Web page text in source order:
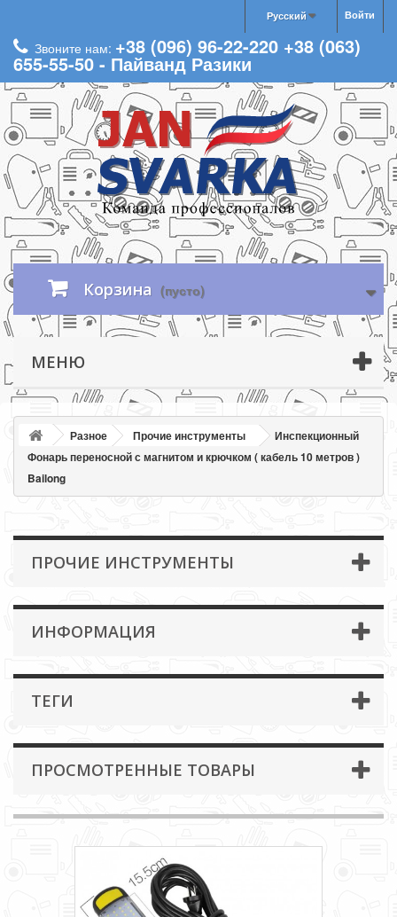
Войти
Русский
Звоните нам: +38 (096) 96-22-220 +38 (063)
655-55-50 - Пайванд Разики
Корзина (пусто)
МЕНЮ
Разное Прочие инструменты
Инспекционный
Фонарь переносной с магнитом и крючком ( кабель 10 метров )
Bailong
ПРОЧИЕ ИНСТРУМЕНТЫ
ИНФОРМАЦИЯ
ТЕГИ
ПРОСМОТРЕННЫЕ ТОВАРЫ